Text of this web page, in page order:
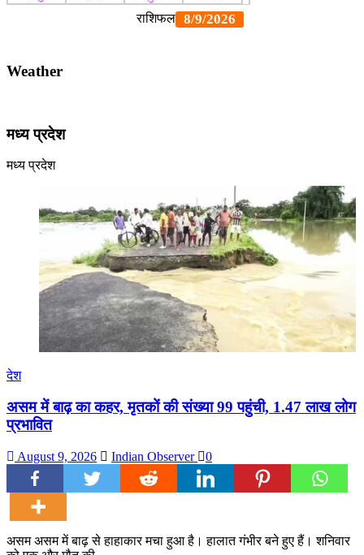
Weather
मध्य प्रदेश
मध्य प्रदेश
देश
असम में बाढ़ का कहर, मृतकों की संख्या 99 पहुंची, 1.47 लाख लोग
प्रभावित
August 9, 2026 Indian Observer 0
असम असम में बाढ़ से हाहाकार मचा हुआ है। हालात गंभीर बने हुए हैं। शनिवार